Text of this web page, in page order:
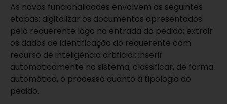
As novas funcionalidades envolvem as seguintes
etapas: digitalizar os documentos apresentados
pelo requerente logo na entrada do pedido; extrair
os dados de identificação do requerente com
recurso de inteligência artificial; inserir
automaticamente no sistema; classificar, de forma
automática, o processo quanto à tipologia do
pedido.